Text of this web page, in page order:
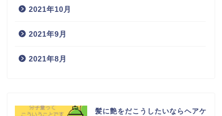
2021年10月
2021年9月
2021年8月
髪に艶をだこうしたいならヘアケ